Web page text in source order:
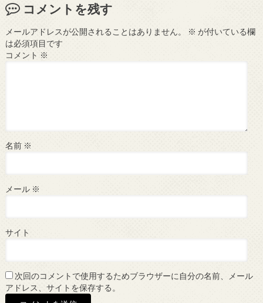
コメントを残す
メールアドレスが公開されることはありません。 ※ が付いている欄
は必須項目です
コメント ※
名前 ※
メール ※
サイト
次回のコメントで使用するためブラウザーに自分の名前、メール
アドレス、サイトを保存する。